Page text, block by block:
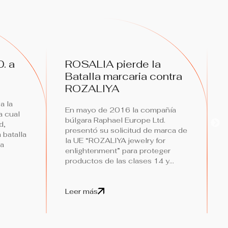
a
la
cual
batalla
ROSALIA pierde la
Batalla marcaria contra
ROZALIYA
En mayo de 2016 la compañía
búlgara Raphael Europe Ltd.
presentó su solicitud de marca de
la UE “ROZALIYA jewelry for
enlightenment” para proteger
productos de las clases 14 y...
Leer más